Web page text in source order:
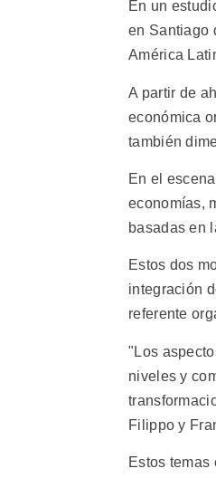
En un
en Santiago
América
A partir de
económica
también
En el
economías,
basadas en
Estos dos
integración
referente
"Los
niveles y
Filippo y
Estos